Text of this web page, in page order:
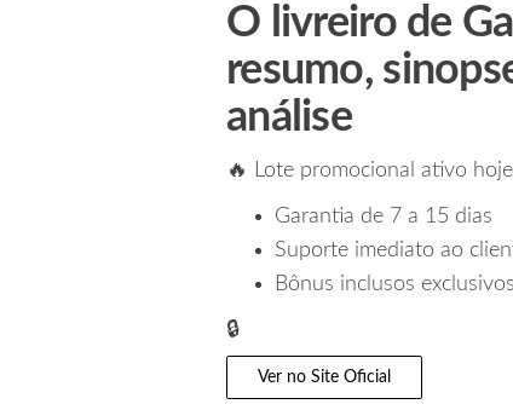
O livreiro de
resumo,
análise
🔥 Lote promocional ativo
Garantia de 7 a 15 dias
Suporte imediato ao
Bônus inclusos exclusivos
🔒
Ver no Site Oficial